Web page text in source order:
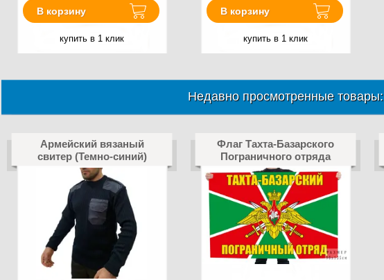
В корзину
купить в 1 клик
В корзину
купить в 1 клик
Недавно просмотренные товары:
Армейский вязаный
свитер (Темно-синий)
Флаг Тахта-Базарского
Пограничного отряда